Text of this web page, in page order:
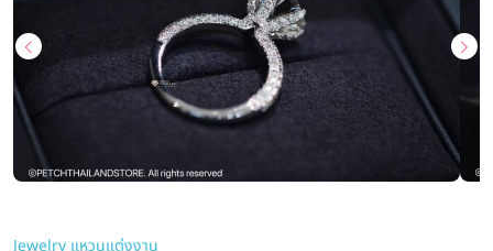
Jewelry แหวนแต่งงาน